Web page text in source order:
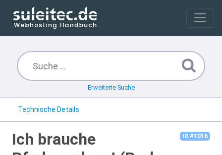
Erweiterte Suche
Technische Details
ID #1016
Ich brauche